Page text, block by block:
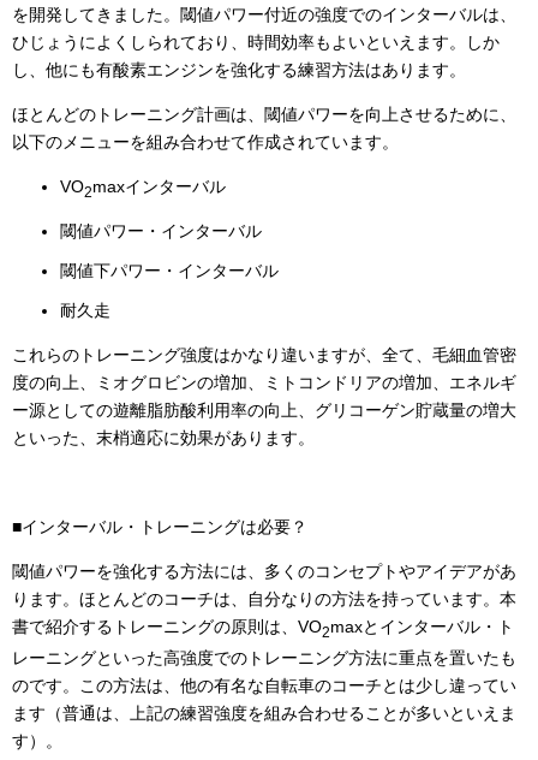
を開発してきました。閾値パワー付近の強度でのインターバルは、
ひじょうによくしられており、時間効率もよいといえます。しか
し、他にも有酸素エンジンを強化する練習方法はあります。
ほとんどのトレーニング計画は、閾値パワーを向上させるために、
以下のメニューを組み合わせて作成されています。
VO2maxインターバル
閾値パワー・インターバル
閾値下パワー・インターバル
耐久走
これらのトレーニング強度はかなり違いますが、全て、毛細血管密
度の向上、ミオグロビンの増加、ミトコンドリアの増加、エネルギ
ー源としての遊離脂肪酸利用率の向上、グリコーゲン貯蔵量の増大
といった、末梢適応に効果があります。
■インターバル・トレーニングは必要？
閾値パワーを強化する方法には、多くのコンセプトやアイデアがあ
ります。ほとんどのコーチは、自分なりの方法を持っています。本
書で紹介するトレーニングの原則は、VO2maxとインターバル・ト
レーニングといった高強度でのトレーニング方法に重点を置いたも
のです。この方法は、他の有名な自転車のコーチとは少し違ってい
ます（普通は、上記の練習強度を組み合わせることが多いといえま
す）。